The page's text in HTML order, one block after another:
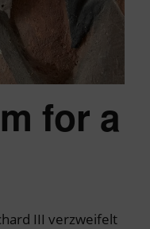
for a
III verzweifelt